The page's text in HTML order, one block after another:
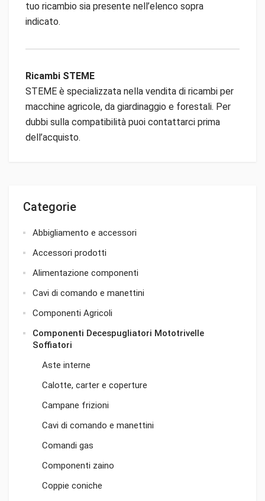
Categorie
Abbigliamento e accessori
Accessori prodotti
Alimentazione componenti
Cavi di comando e manettini
Componenti Agricoli
Componenti Decespugliatori Mototrivelle
Soffiatori
Aste interne
Calotte, carter e coperture
Campane frizioni
Cavi di comando e manettini
Comandi gas
Componenti zaino
Coppie coniche
tuo ricambio sia presente nell’elenco sopra
indicato.
Ricambi STEME
STEME è specializzata nella vendita di ricambi per
macchine agricole, da giardinaggio e forestali. Per
dubbi sulla compatibilità puoi contattarci prima
dell’acquisto.